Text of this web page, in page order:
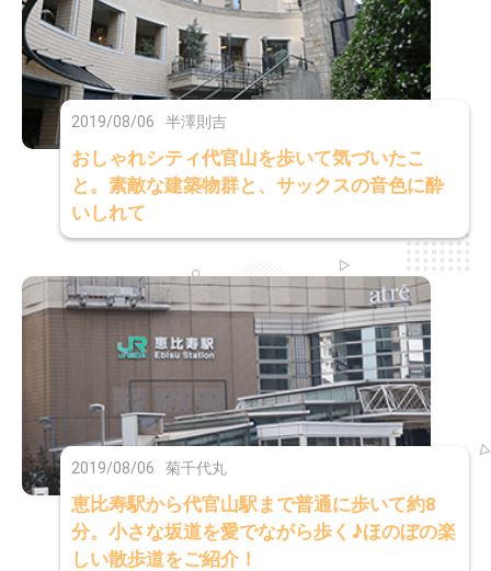
2019/08/06 半澤則吉
おしゃれシティ代官山を歩いて気づいたこ
と。素敵な建築物群と、サックスの音色に酔
いしれて
2019/08/06 菊千代丸
恵比寿駅から代官山駅まで普通に歩いて約8
分。小さな坂道を愛でながら歩く♪ほのぼの楽
しい散歩道をご紹介！